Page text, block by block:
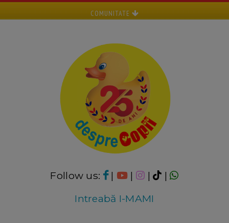
COMUNITATE
Follow us: | | |
|
Intreabă I-MAMI